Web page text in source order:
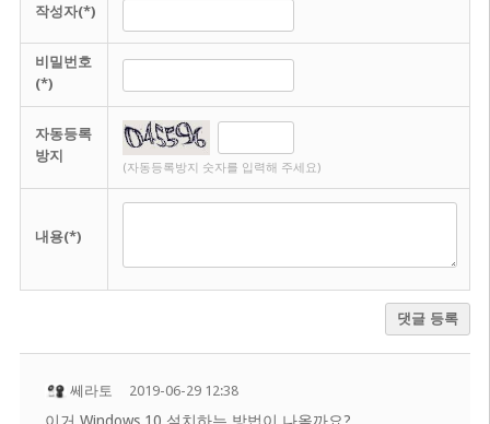
작성자(*)
비밀번호
(*)
자동등록
방지
(자동등록방지 숫자를 입력해 주세요)
내용(*)
댓글 등록
쎄라토 2019-06-29 12:38